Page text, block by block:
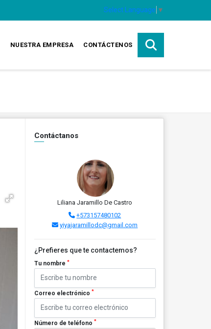
Select Language ▼
NUESTRA EMPRESA CONTÁCTENOS
Contáctanos
Liliana Jaramillo De Castro
+573157480102
yiyajaramillodc@gmail.com
¿Prefieres que te contactemos?
Tu nombre *
Correo electrónico *
Número de teléfono *